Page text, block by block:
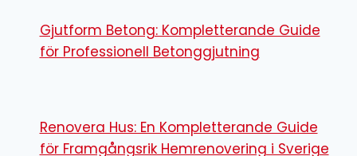
Gjutform Betong: Kompletterande Guide
för Professionell Betonggjutning
Renovera Hus: En Kompletterande Guide
för Framgångsrik Hemrenovering i Sverige